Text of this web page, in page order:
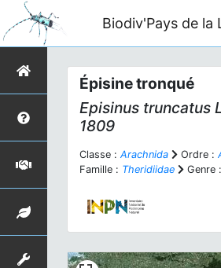
Biodiv'Pays de la
Épisine tronqué
Episinus truncatus
1809
Classe : Arachnida Ordre :
Famille : Theridiidae Genre :